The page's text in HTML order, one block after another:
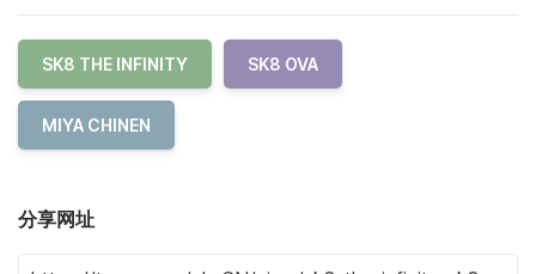
SK8 THE INFINITY SK8 OVA
MIYA CHINEN
分享网址